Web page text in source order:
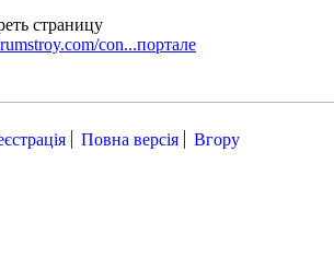
страницу
con...портале
Повна версія Вгору